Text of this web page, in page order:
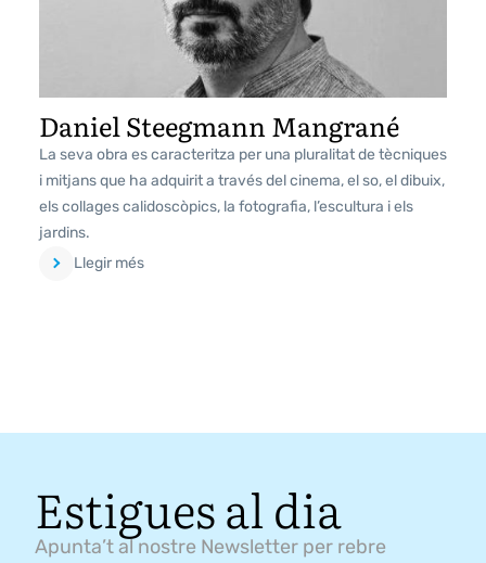
Daniel Steegmann Mangrané
La seva obra es caracteritza per una pluralitat de tècniques
i mitjans que ha adquirit a través del cinema, el so, el dibuix,
els collages calidoscòpics, la fotografia, l’escultura i els
jardins.
Llegir més
Estigues al dia
Apunta’t al nostre Newsletter per rebre